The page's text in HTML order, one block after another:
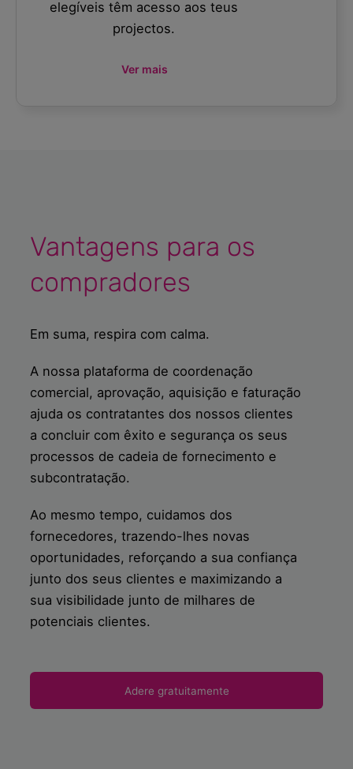
elegíveis têm acesso aos teus
projectos.
Ver mais
Vantagens para os
compradores
Em suma, respira com calma.
A nossa plataforma de coordenação
comercial, aprovação, aquisição e faturação
ajuda os contratantes dos nossos clientes
a concluir com êxito e segurança os seus
processos de cadeia de fornecimento e
subcontratação.
Ao mesmo tempo, cuidamos dos
fornecedores, trazendo-lhes novas
oportunidades, reforçando a sua confiança
junto dos seus clientes e maximizando a
sua visibilidade junto de milhares de
potenciais clientes.
Adere gratuitamente